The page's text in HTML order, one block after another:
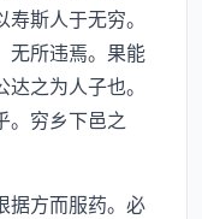
斯人于无穷。
无所违焉。果能
之为人子也。
。穷乡下邑之
方而服药。必